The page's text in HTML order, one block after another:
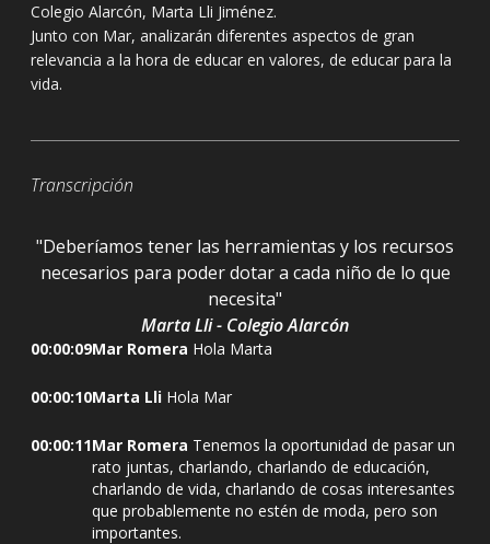
Colegio Alarcón, Marta Lli Jiménez.
Junto con Mar, analizarán diferentes aspectos de gran
relevancia a la hora de educar en valores, de educar para la
vida.
Transcripción
"Deberíamos tener las herramientas y los recursos
necesarios para poder dotar a cada niño de lo que
necesita"
Marta Lli - Colegio Alarcón
00:00:09Mar Romera Hola Marta
00:00:10Marta Lli Hola Mar
00:00:11Mar Romera Tenemos la oportunidad de pasar un
rato juntas, charlando, charlando de educación,
charlando de vida, charlando de cosas interesantes
que probablemente no estén de moda, pero son
importantes.